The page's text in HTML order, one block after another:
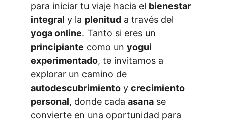
para iniciar tu viaje hacia el bienestar
integral y la plenitud a través del
yoga online. Tanto si eres un
principiante como un yogui
experimentado, te invitamos a
explorar un camino de
autodescubrimiento y crecimiento
personal, donde cada asana se
convierte en una oportunidad para